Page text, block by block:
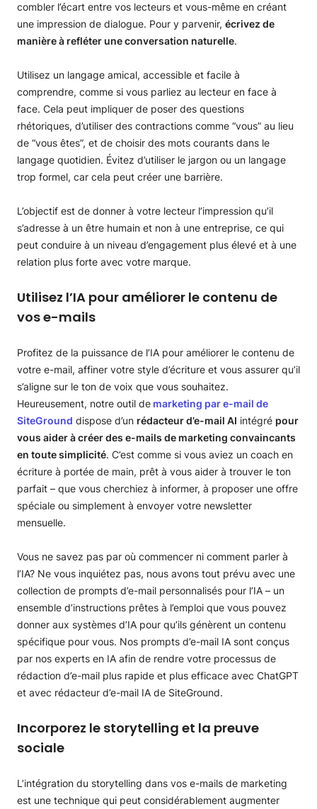
combler l’écart entre vos lecteurs et vous-même en créant
une impression de dialogue. Pour y parvenir, écrivez de
manière à refléter une conversation naturelle.
Utilisez un langage amical, accessible et facile à
comprendre, comme si vous parliez au lecteur en face à
face. Cela peut impliquer de poser des questions
rhétoriques, d’utiliser des contractions comme “vous” au lieu
de “vous êtes”, et de choisir des mots courants dans le
langage quotidien. Évitez d’utiliser le jargon ou un langage
trop formel, car cela peut créer une barrière.
L’objectif est de donner à votre lecteur l’impression qu’il
s’adresse à un être humain et non à une entreprise, ce qui
peut conduire à un niveau d’engagement plus élevé et à une
relation plus forte avec votre marque.
Utilisez l’IA pour améliorer le contenu de
vos e-mails
Profitez de la puissance de l’IA pour améliorer le contenu de
votre e-mail, affiner votre style d’écriture et vous assurer qu’il
s’aligne sur le ton de voix que vous souhaitez.
Heureusement, notre outil de marketing par e-mail de
SiteGround dispose d’un rédacteur d’e-mail AI intégré pour
vous aider à créer des e-mails de marketing convaincants
en toute simplicité. C’est comme si vous aviez un coach en
écriture à portée de main, prêt à vous aider à trouver le ton
parfait – que vous cherchiez à informer, à proposer une offre
spéciale ou simplement à envoyer votre newsletter
mensuelle.
Vous ne savez pas par où commencer ni comment parler à
l’IA? Ne vous inquiétez pas, nous avons tout prévu avec une
collection de prompts d’e-mail personnalisés pour l’IA – un
ensemble d’instructions prêtes à l’emploi que vous pouvez
donner aux systèmes d’IA pour qu’ils génèrent un contenu
spécifique pour vous. Nos prompts d’e-mail IA sont conçus
par nos experts en IA afin de rendre votre processus de
rédaction d’e-mail plus rapide et plus efficace avec ChatGPT
et avec rédacteur d’e-mail IA de SiteGround.
Incorporez le storytelling et la preuve
sociale
L’intégration du storytelling dans vos e-mails de marketing
est une technique qui peut considérablement augmenter